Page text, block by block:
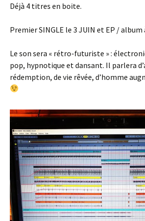
Déjà 4 titres en boite.
Premier SINGLE le 3 JUIN et EP / album
Le son sera « rétro-futuriste » :
pop, hypnotique et dansant. Il parlera
rédemption, de vie rêvée, d’homme